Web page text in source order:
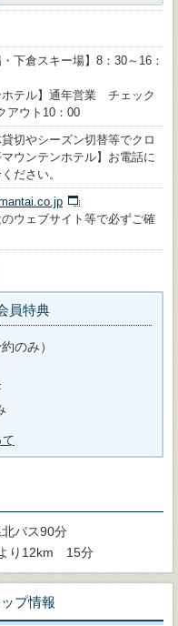
下倉スキー場】8：30～16：
ホテル】通年営業 チェック
アウト10：00
切やシーズン切替等でクロ
ウンテンホテル】お電話に
ださい。
ウェブサイト等で必ずご確
員特典
のみ）
バス90分
り12km 15分
プ情報